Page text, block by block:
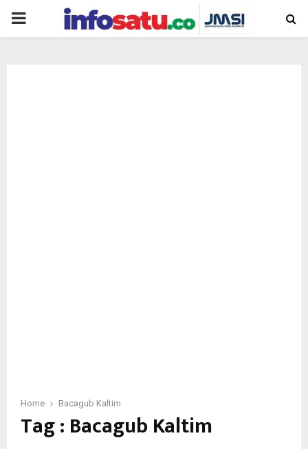
PRIMARY
Home Bacagub Kaltim
Tag : Bacagub Kaltim